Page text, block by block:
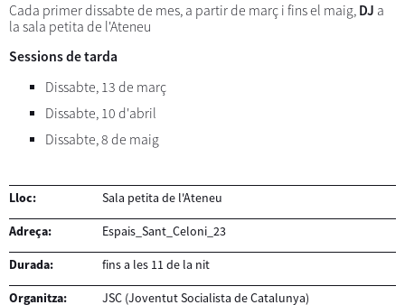
Cada primer dissabte de mes, a partir de març i fins el maig, DJ a
la sala petita de l'Ateneu
Sessions de tarda
Dissabte, 13 de març
Dissabte, 10 d'abril
Dissabte, 8 de maig
Lloc: Sala petita de l'Ateneu
Adreça: Espais_Sant_Celoni_23
Durada: fins a les 11 de la nit
Organitza: JSC (Joventut Socialista de Catalunya)